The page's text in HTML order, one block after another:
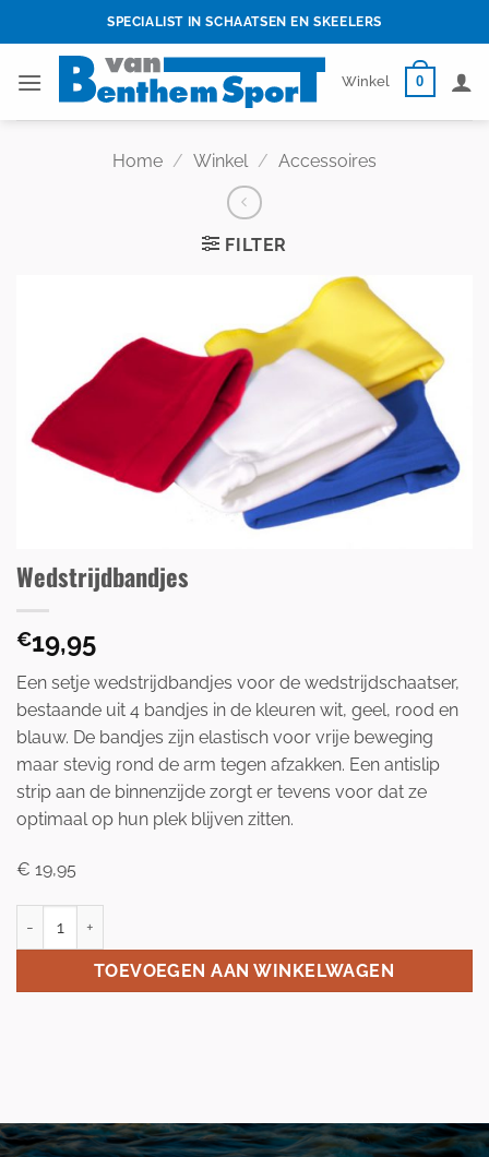
to
SPECIALIST IN SCHAATSEN EN SKEELERS
Winkel 0
Home / Winkel / Accessoires
FILTER
Wedstrijdbandjes
€19,95
Een setje wedstrijdbandjes voor de wedstrijdschaatser,
bestaande uit 4 bandjes in de kleuren wit, geel, rood en
blauw. De bandjes zijn elastisch voor vrije beweging
maar stevig rond de arm tegen afzakken. Een antislip
strip aan de binnenzijde zorgt er tevens voor dat ze
optimaal op hun plek blijven zitten.
€ 19,95
TOEVOEGEN AAN WINKELWAGEN